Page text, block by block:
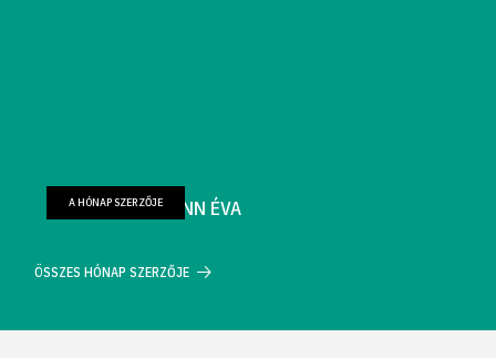
FARKAS WELLMANN ÉVA
A HÓNAP SZERZŐJE
ÖSSZES HÓNAP SZERZŐJE